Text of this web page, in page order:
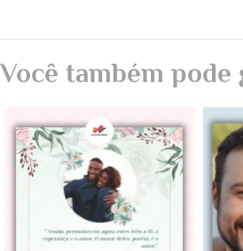
Você também pode